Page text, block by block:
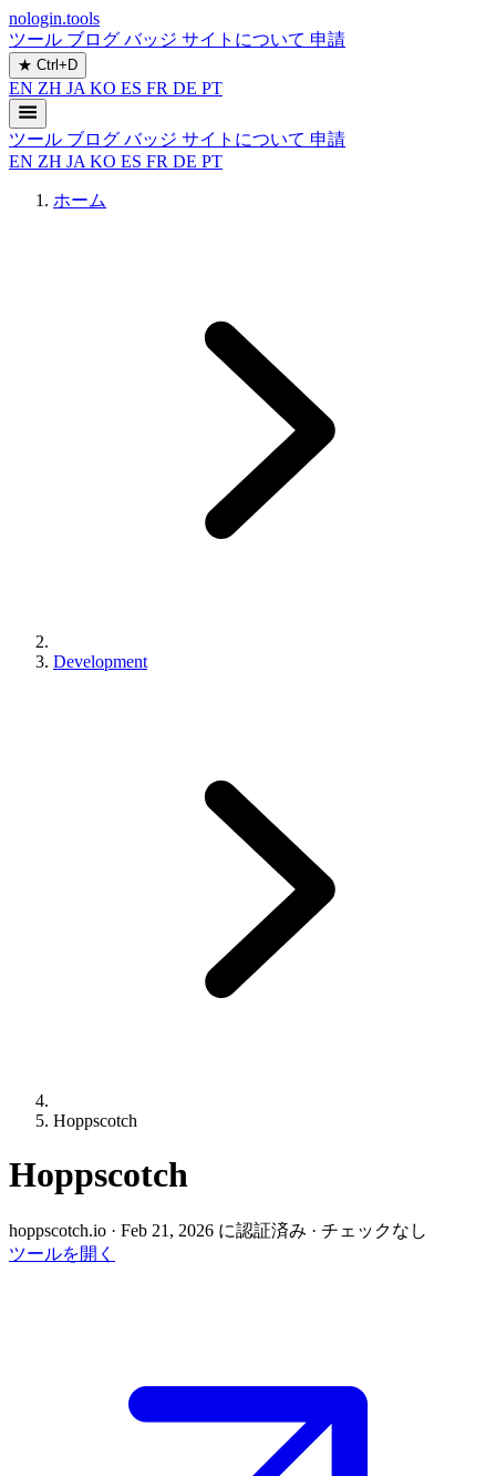
nologin.tools
ツール ブログ バッジ サイトについて 申請
★ Ctrl+D
EN ZH JA KO ES FR DE PT
ツール ブログ バッジ サイトについて 申請
EN ZH JA KO ES FR DE PT
ホーム
Development
Hoppscotch
Hoppscotch
hoppscotch.io · Feb 21, 2026 に認証済み · チェックなし
ツールを開く